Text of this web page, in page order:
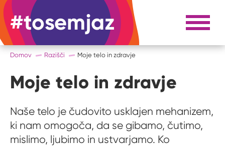
#tosemjaz #to sem jaz Razpri
Domov Razišči Moje telo in zdravje
Moje telo in zdravje
Naše telo je čudovito usklajen mehanizem,
ki nam omogoča, da se gibamo, čutimo,
mislimo, ljubimo in ustvarjamo. Ko